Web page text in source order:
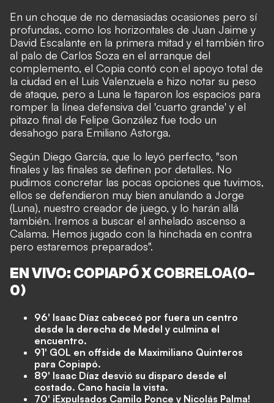
En un choque de no demasiadas ocasiones pero sí
profundas, como los horizontales de Juan Jaime y
David Escalante en la primera mitad y el también tiro
al palo de Carlos Soza en el arranque del
complemento, el Copia contó con el apoyo total de
la ciudad en el Luis Valenzuela e hizo notar su peso
de ataque, pero a Luna le taparon los espacios para
romper la línea defensiva del 'cuarto grande' y el
pitazo final de Felipe González fue todo un
desahogo para Emiliano Astorga.
Según Diego García, que lo leyó perfecto, "son
finales y las finales se definen por detalles. No
pudimos concretar las pocas opciones que tuvimos,
ellos se defendieron muy bien anulando a Jorge
(Luna), nuestro creador de juego, y lo harán allá
también. Iremos a buscar el anhelado ascenso a
Calama. Hemos jugado con la hinchada en contra
pero estaremos preparados".
EN VIVO: COPIAPÓ X COBRELOA(0-
0)
96' Isaac Díaz cabeceó por fuera un centro
desde la derecha de Medel y culmina el
encuentro.
91' GOL en offside de Maximiliano Quinteros
para Copiapó.
89' Isaac Díaz desvió su disparo desde el
costado. Cano hacía la vista.
70' ¡Expulsados Camilo Ponce y Nicolás Palma!